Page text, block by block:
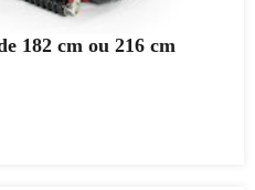
182 cm ou 216 cm